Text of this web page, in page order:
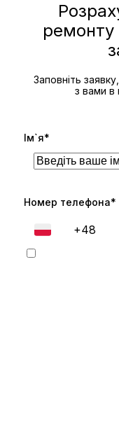
ремонту
Заповніть
з вами в
Ім`я*
Номер телефона*